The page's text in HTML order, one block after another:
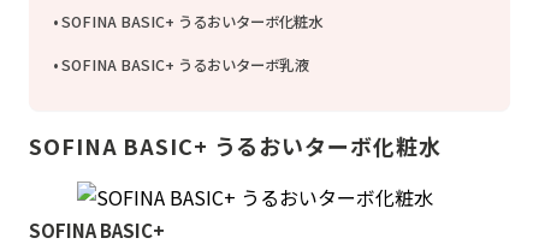
SOFINA BASIC+ うるおいターボ化粧水
SOFINA BASIC+ うるおいターボ乳液
SOFINA BASIC+ うるおいターボ化粧水
SOFINA BASIC+